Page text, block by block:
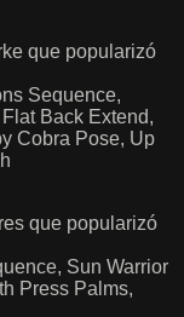
que popularizó
Sequence,
Back Extend,
Cobra Pose, Up
que popularizó
Sun Warrior
Press Palms,